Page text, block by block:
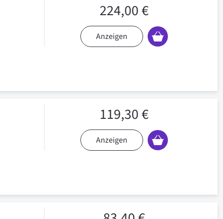
224,00 €
Anzeigen
119,30 €
Anzeigen